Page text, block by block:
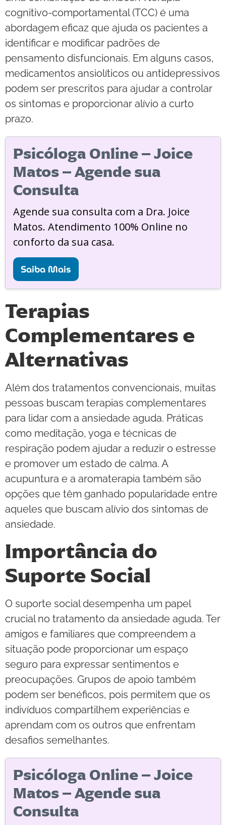
cognitivo-comportamental (TCC) é uma
abordagem eficaz que ajuda os pacientes a
identificar e modificar padrões de
pensamento disfuncionais. Em alguns casos,
medicamentos ansiolíticos ou antidepressivos
podem ser prescritos para ajudar a controlar
os sintomas e proporcionar alívio a curto
prazo.
Psicóloga Online – Joice
Matos – Agende sua
Consulta
Agende sua consulta com a Dra. Joice
Matos. Atendimento 100% Online no
conforto da sua casa.
Saiba Mais
Terapias
Complementares e
Alternativas
Além dos tratamentos convencionais, muitas
pessoas buscam terapias complementares
para lidar com a ansiedade aguda. Práticas
como meditação, yoga e técnicas de
respiração podem ajudar a reduzir o estresse
e promover um estado de calma. A
acupuntura e a aromaterapia também são
opções que têm ganhado popularidade entre
aqueles que buscam alívio dos sintomas de
ansiedade.
Importância do
Suporte Social
O suporte social desempenha um papel
crucial no tratamento da ansiedade aguda. Ter
amigos e familiares que compreendem a
situação pode proporcionar um espaço
seguro para expressar sentimentos e
preocupações. Grupos de apoio também
podem ser benéficos, pois permitem que os
indivíduos compartilhem experiências e
aprendam com os outros que enfrentam
desafios semelhantes.
Psicóloga Online – Joice
Matos – Agende sua
Consulta